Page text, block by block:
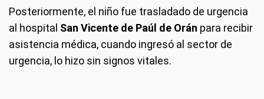
Posteriormente, el niño fue trasladado de urgencia
al hospital San Vicente de Paúl de Orán para recibir
asistencia médica, cuando ingresó al sector de
urgencia, lo hizo sin signos vitales.